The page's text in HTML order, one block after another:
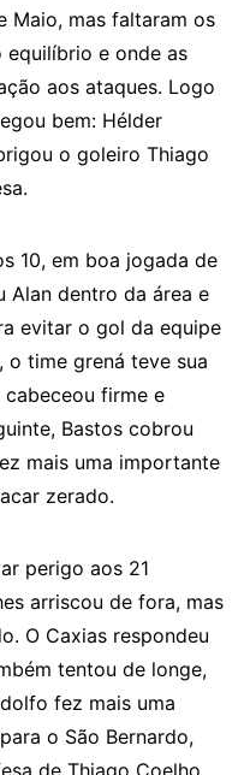
Maio, mas faltaram os
e onde as
aos ataques. Logo
bem: Hélder
o goleiro Thiago
10, em boa jogada de
Alan dentro da área e
evitar o gol da equipe
o time grená teve sua
cabeceou firme e
Bastos cobrou
mais uma importante
zerado.
perigo aos 21
arriscou de fora, mas
O Caxias respondeu
tentou de longe,
fez mais uma
o São Bernardo,
de Thiago Coelho.